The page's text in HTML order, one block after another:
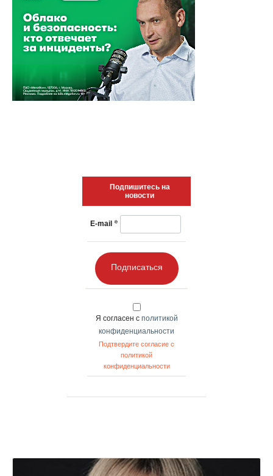
Подпишитесь на
новости
E-mail *
Подписаться
Я согласен с политикой
конфиденциальности
Подтвердите согласие с
политикой
конфиденциальности